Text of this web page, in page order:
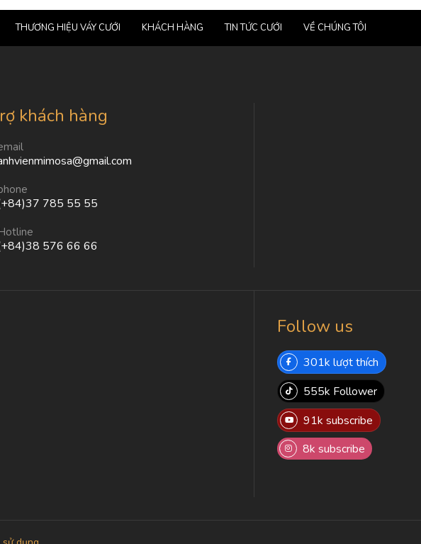
THƯƠNG HIỆU VÁY CƯỚI KHÁCH HÀNG TIN TỨC CƯỚI VỀ CHÚNG TÔI
khách hàng
785 55 55
576 66 66
Follow us
301k lượt thích
555k Follower
91k subscribe
8k subscribe